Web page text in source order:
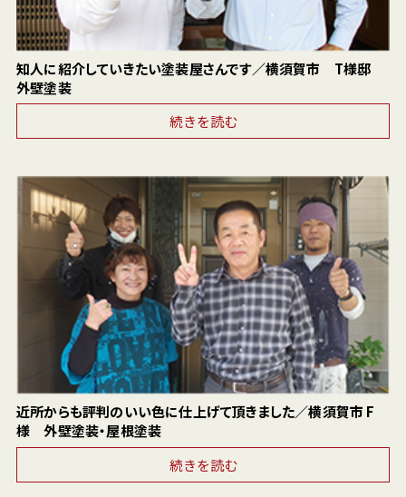
知人に紹介していきたい塗装屋さんです／横須賀市 T様邸
外壁塗装
続きを読む
近所からも評判のいい色に仕上げて頂きました／横須賀市 F
様 外壁塗装・屋根塗装
続きを読む